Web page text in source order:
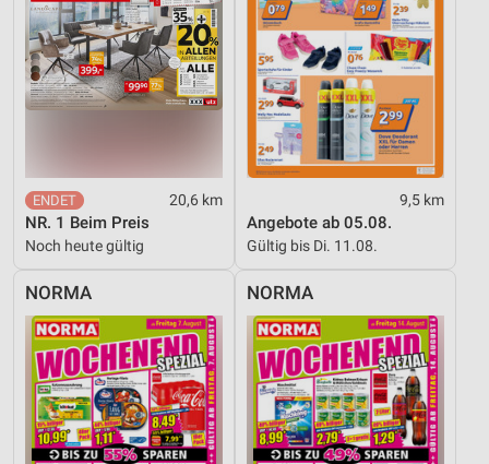
20,6 km
NR. 1 Beim Preis
Noch heute gültig
9,5 km
Angebote ab 05.08.
Gültig bis Di. 11.08.
NORMA NORMA